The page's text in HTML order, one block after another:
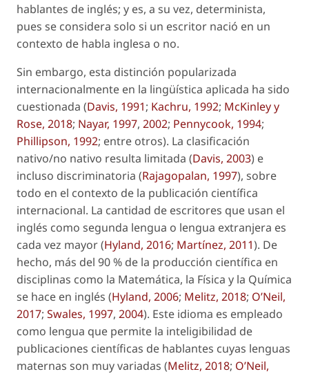
hablantes de inglés; y es, a su vez, determinista,
pues se considera solo si un escritor nació en un
contexto de habla inglesa o no.
Sin embargo, esta distinción popularizada
internacionalmente en la lingüística aplicada ha sido
cuestionada (Davis, 1991; Kachru, 1992; McKinley y
Rose, 2018; Nayar, 1997, 2002; Pennycook, 1994;
Phillipson, 1992; entre otros). La clasificación
nativo/no nativo resulta limitada (Davis, 2003) e
incluso discriminatoria (Rajagopalan, 1997), sobre
todo en el contexto de la publicación científica
internacional. La cantidad de escritores que usan el
inglés como segunda lengua o lengua extranjera es
cada vez mayor (Hyland, 2016; Martínez, 2011). De
hecho, más del 90 % de la producción científica en
disciplinas como la Matemática, la Física y la Química
se hace en inglés (Hyland, 2006; Melitz, 2018; O’Neil,
2017; Swales, 1997, 2004). Este idioma es empleado
como lengua que permite la inteligibilidad de
publicaciones científicas de hablantes cuyas lenguas
maternas son muy variadas (Melitz, 2018; O’Neil,